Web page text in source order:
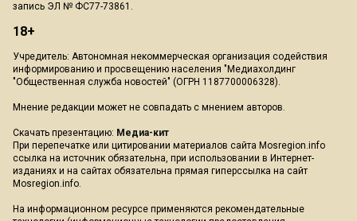
запись ЭЛ № ФС77-73861.
18+
Учредитель: Автономная некоммерческая организация содействия
информированию и просвещению населения "Медиахолдинг
"Общественная служба новостей" (ОГРН 1187700006328).
Мнение редакции может не совпадать с мнением авторов.
Скачать презентацию: Медиа-кит
При перепечатке или цитировании материалов сайта Mosregion.info
ссылка на источник обязательна, при использовании в Интернет-
изданиях и на сайтах обязательна прямая гиперссылка на сайт
Mosregion.info.
На информационном ресурсе применяются рекомендательные